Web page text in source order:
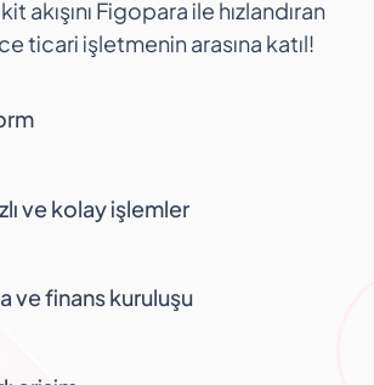
akışını Figopara ile hızlandıran
ticari işletmenin arasına katıl!
ve kolay işlemler
ve finans kuruluşu